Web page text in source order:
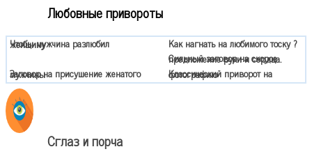
Любовные привороты
Чтобы мужчина разлюбил женщину
Как нагнать на любимого тоску ?
Сильный заговор на скорое предложение руки и сердца.
Заговор на присушение женатого мужчины
Классический приворот на фотографию
Сглаз и порча